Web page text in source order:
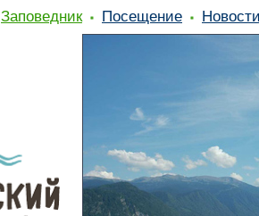
Заповедник Посещение